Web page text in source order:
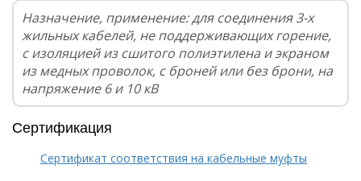
Назначение, применение: для соединения 3-х
жильных кабелей, не поддерживающих горение,
с изоляцией из сшитого полиэтилена и экраном
из медных проволок, с броней или без брони, на
напряжение 6 и 10 кВ
Сертификация
Сертификат соответствия на кабельные муфты